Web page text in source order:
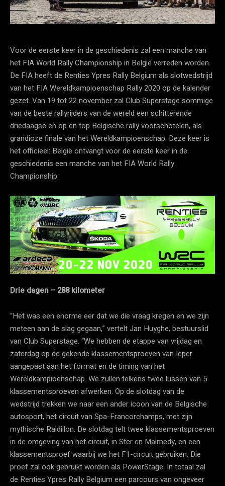
Voor de eerste keer in de geschiedenis zal een manche van
het FIA World Rally Championship in België verreden worden.
De FIA heeft de Renties Ypres Rally Belgium als slotwedstrijd
van het FIA Wereldkampioenschap Rally 2020 op de kalender
gezet. Van 19 tot 22 november zal Club Superstage sommige
van de beste rallyrijders van de wereld een schitterende
driedaagse en op en top Belgische rally voorschotelen, als
grandioze finale van het Wereldkampioenschap. Deze keer is
het officieel: België ontvangt voor de eerste keer in de
geschiedenis een manche van het FIA World Rally
Championship.
Drie dagen – 288 kilometer
“Het was een enorme eer dat we die vraag kregen en we zijn
meteen aan de slag gegaan,” vertelt Jan Huyghe, bestuurslid
van Club Superstage. “We hebben de etappe van vrijdag en
zaterdag op de gekende klassementsproeven van Ieper
aangepast aan het format en de timing van het
Wereldkampioenschap. We zullen telkens twee lussen van 5
klassementsproeven afwerken. Op de slotdag van de
wedstrijd trekken we naar een ander icoon van de Belgische
autosport, het circuit van Spa-Francorchamps, met zijn
mythische Raidillon. De slotdag telt twee klassementsproeven
in de omgeving van het circuit, in Ster en Malmedy, en een
klassementsproef waarbij we het F1-circuit gebruiken. Die
proef zal ook gebruikt worden als PowerStage. In totaal zal
de Renties Ypres Rally Belgium een parcours van ongeveer